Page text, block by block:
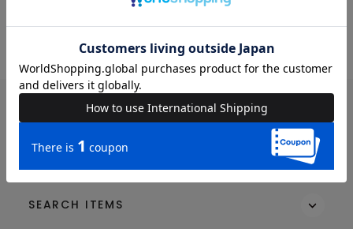
DOUBLENAME横浜ジ
ョイナス店
スト店
SEARCH ITEMS